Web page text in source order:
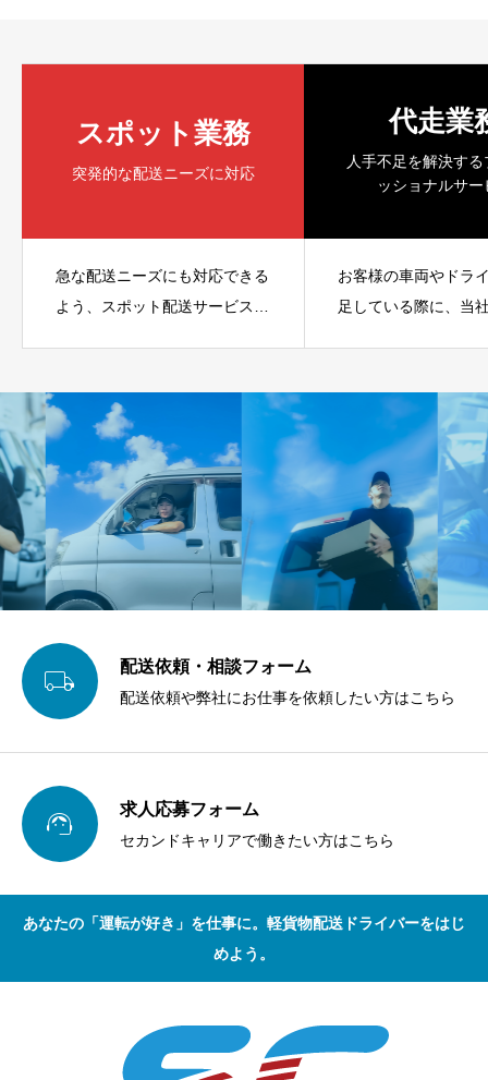
スポット業務
突発的な配送ニーズに対応
急な配送ニーズにも対応できる
よう、スポット配送サービスを
合や、イベント業者が機材を即
時配送したい場合など、業種ご
との特有の要望にも対応可能で
す。単発での配送依頼にも対応
し、突発的な物流需要にも迅速
に応じます。
代走業
人手不足を解決す
ッショナルサー
お客様の車両やドラ
足している際に、当
に対応し、安定した
支援することで、企
務の継続性を確保し
ドライバー、ルート
バー、スポット便ド
ど、業務内容に応じ
材を提供いたします
 配送依頼・相談フォーム
配送依頼や弊社にお仕事を依頼したい方はこちら
 求人応募フォーム
セカンドキャリアで働きたい方はこちら
あなたの「運転が好き」を仕事に。軽貨物配送ドライバーをはじ
めよう。